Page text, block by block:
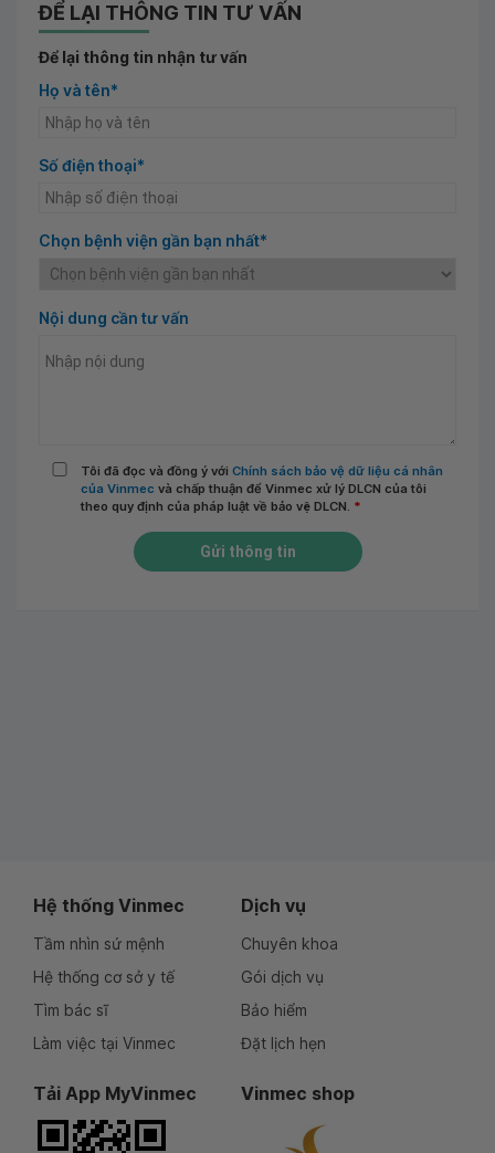
ĐỂ LẠI THÔNG TIN TƯ VẤN
Để lại thông tin nhận tư vấn
Họ và tên*
Số điện thoại*
Chọn bệnh viện gần bạn nhất*
Nội dung cần tư vấn
Tôi đã đọc và đồng ý với Chính sách bảo vệ dữ liệu cá nhân
của Vinmec và chấp thuận để Vinmec xử lý DLCN của tôi
theo quy định của pháp luật về bảo vệ DLCN. *
Gửi thông tin
Hệ thống Vinmec
Tầm nhìn sứ mệnh
Hệ thống cơ sở y tế
Tìm bác sĩ
Làm việc tại Vinmec
Dịch vụ
Chuyên khoa
Gói dịch vụ
Bảo hiểm
Đặt lịch hẹn
Tải App MyVinmec Vinmec shop